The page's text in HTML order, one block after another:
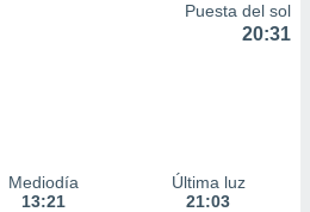
Puesta del sol
20:31
Mediodía
13:21
Última luz
21:03